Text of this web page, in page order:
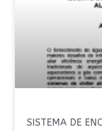
SISTEMA DE